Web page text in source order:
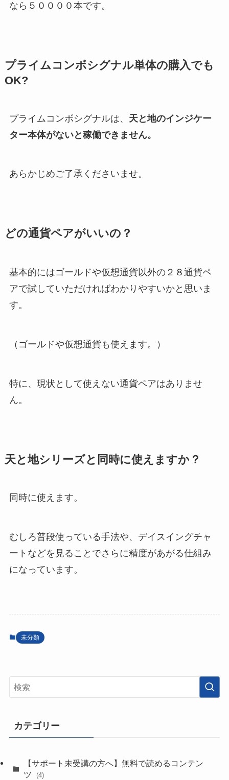
なら５００００本です。
プライムコンボシグナル単体の購入でも
OK?
プライムコンボシグナルは、 天と地のインジケー
ター本体がないと稼働できません。
あらかじめご了承くださいませ。
どの通貨ペアがいいの？
基本的にはゴールドや仮想通貨以外の２８通貨ペ
アで試していただければわかりやすいかと思いま
す。
（ゴールドや仮想通貨も使えます。）
特に、現状として使えない通貨ペアはありませ
ん。
天と地シリーズと同時に使えますか？
同時に使えます。
むしろ普段使っている手法や、デイスイングチャ
ートなどを見ることでさらに精度があがる仕組み
になっています。
未分類
カテゴリー
【サポート未受講の方へ】無料で読めるコンテン
ツ
(4)